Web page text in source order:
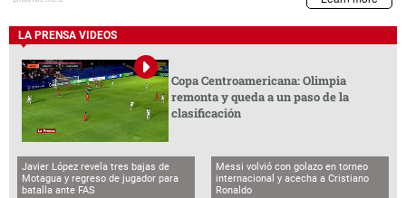
LA PRENSA VIDEOS
Copa Centroamericana: Olimpia
remonta y queda a un paso de la
clasificación
Javier López revela tres bajas de
Motagua y regreso de jugador para
batalla ante FAS
Messi volvió con golazo en torneo
internacional y acecha a Cristiano
Ronaldo